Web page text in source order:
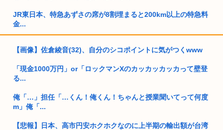
JR東日本、特急あずさの席が8割埋まると200km以上の特急料
金...
を要...
好きでもない女性と付き合ってしまった…
【画像】とんでもない髪型のロリコン発見されるwww
米連邦高裁、ホワイトハウス宴会場建設を差し止め トランプ氏
は上訴...
【画像】佐倉綾音(32)、自分のシコポイントに気がつくwww
「現金1000万円」or「ロックマンXのカッカッカッカって壁登
る...
俺「…」担任「…くん！俺くん！ちゃんと授業聞いてって何度
m」俺「...
【悲報】日本、高市円安ホクホクなのに上半期の輸出額が台湾